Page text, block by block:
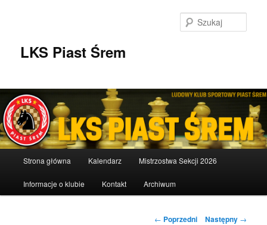
LKS Piast Śrem
Strona główna Kalendarz Mistrzostwa Sekcji 2026
Informacje o klubie Kontakt Archiwum
Nawigacja
← Poprzedni Następny →